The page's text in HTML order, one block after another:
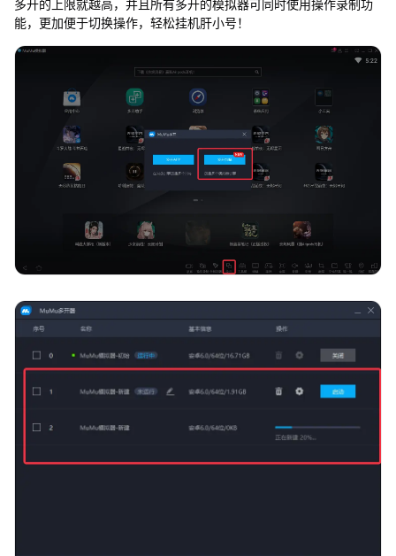
多开的上限就越高，并且所有多开的模拟器可同时使用操作录制功
能，更加便于切换操作，轻松挂机肝小号！